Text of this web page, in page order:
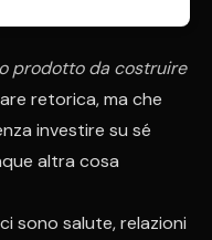
prodotto da costruire
retorica, ma che
investire su sé
altra cosa
sono salute, relazioni